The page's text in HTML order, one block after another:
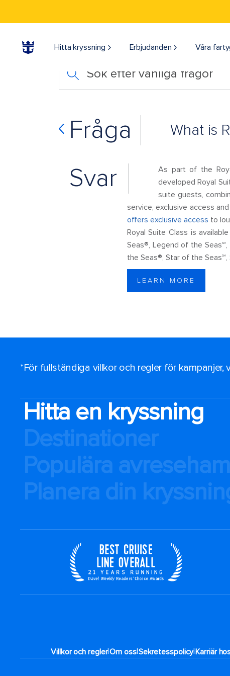
Hitta kryssning Erbjudanden Våra
Sök efter vanliga frågor
Fråga What is
Svar
As part of the
developed Royal
suite guests,
service, exclusive access
offers exclusive access to
Royal Suite Class is
Seas®, Legend of the
the Seas®, Star of the
LEARN MORE
*För fullständiga villkor och regler för kampanjer,
Hitta en kryssning
Destinationer
Populära
Planera din
Villkor och regler|Om oss|Sekretesspolicy|Karriär